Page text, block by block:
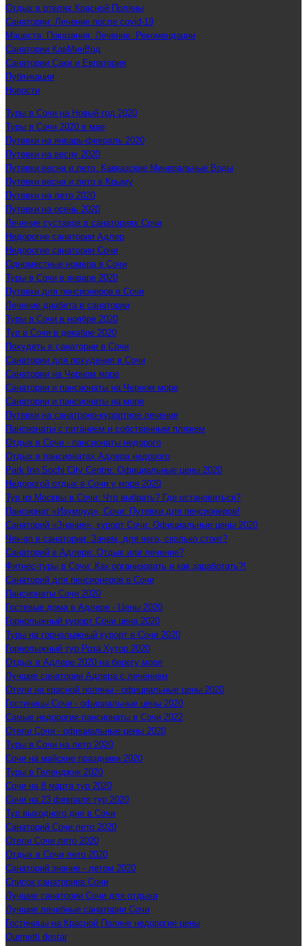
Отдых в отелях Красной Поляны
Санатории: Лечение после covid-19
Мацеста: Показания. Лечение. Рекомендации
Санатории КавМинВод
Санатории Саки и Евпатория
Публикации
Новости
Туры в Сочи на Новый год 2020
Туры в Сочи 2020 в мае
Путевки на январь-февраль 2020
Путевки на весну 2020
Путевки весна и лето. Кавказские Минеральные Воды
Путевки весна и лето в Крыму
Путевки на лето 2020
Путевки на осень 2020
Лечение суставов в санаториях Сочи
Недорогие санатории Адлер
Недорогие санатории Сочи
Одноместные номера в Сочи
Туры в Сочи в январе 2020
Путевки для пенсионеров в Сочи
Лечение диабета в санатории
Туры в Сочи в ноябре 2020
Тур в Сочи в декабре 2020
Похудеть в санатории в Сочи
Санатории для похудения в Сочи
Санатории на Черном море
Санатории и пансионаты на Черном море
Санатории и пансионаты на море
Путевки на санаторно-курортное лечение
Пансионаты с питанием и собственным пляжем
Отдых в Сочи - пансионаты недорого
Отдых в пансионатах Адлера недорого
Park Inn Sochi City Centre: Официальные цены 2020
Недорогой отдых в Сочи у моря 2020
Тур из Москвы в Сочи: Что выбрать? Где остановиться?
Пансионат «Изумруд», Сочи: Путевки для пенсионеров!
Санаторий «Знание», курорт Сочи: Официальные цены 2020
Чек-ап в санатории: Зачем, для чего, сколько стоит?
Санаторий в Адлере: Отдых или лечение?
Фитнес-туры в Сочи: Как организовать и как заработать?!
Санаторий для пенсионеров в Сочи
Пансионаты Сочи 2020
Гостевые дома в Адлере - Цены 2020
Горнолыжный курорт Сочи цена 2020
Туры на горнолыжный курорт в Сочи 2020
Горнолыжный тур Роза Хутор 2020
Отдых в Адлере 2020 на берегу моря
Лучшие санатории Адлера с лечением
Отели на красной поляны - официальные цены 2020
Гостиницы Сочи - официальные цены 2020
Самые недорогие пансионаты в Сочи 2022
Отели Сочи - официальные цены 2020
Туры в Сочи на лето 2020
Сочи на майские праздники 2020
Туры в Геленджик 2020
Сочи на 8 марта тур 2020
Сочи на 23 февраля тур 2020
Тур выходного дня в Сочи
Санаторий Сочи лето 2020
Отели Сочи лето 2020
Отдых в Сочи лето 2020
Санаторий знание - летом 2020
Список санаториев Сочи
Лучшие санатории Сочи для отдыха
Лучшие лечебные санатории Сочи
Гостиницы на Красной Поляне недорогие цены
Qurmetti dostar